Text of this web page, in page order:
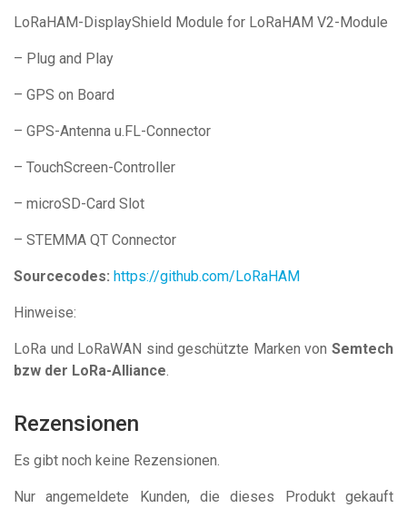
LoRaHAM-DisplayShield Module for LoRaHAM V2-Module
– Plug and Play
– GPS on Board
– GPS-Antenna u.FL-Connector
– TouchScreen-Controller
– microSD-Card Slot
– STEMMA QT Connector
Sourcecodes: https://github.com/LoRaHAM
Hinweise:
LoRa und LoRaWAN sind geschützte Marken von Semtech
bzw der LoRa-Alliance
Rezensionen
Es gibt noch keine Rezensionen.
Nur angemeldete Kunden, die dieses Produkt gekauft